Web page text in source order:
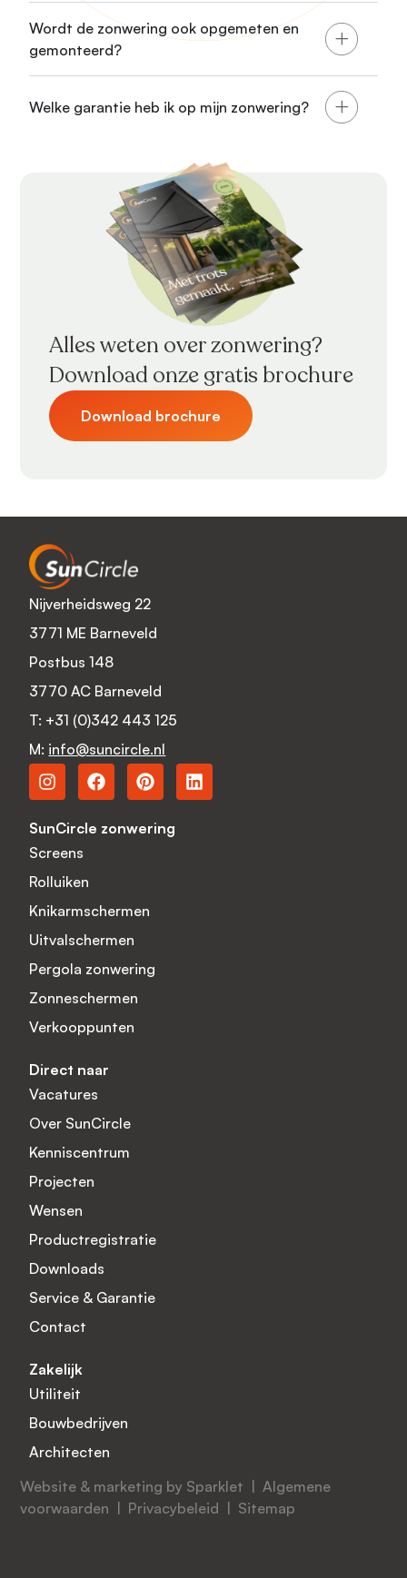
Wordt de zonwering ook opgemeten en
gemonteerd?
Welke garantie heb ik op mijn zonwering?
Alles weten over zonwering?
Download onze gratis brochure
Download brochure
Nijverheidsweg 22
3771 ME Barneveld
Postbus 148
3770 AC Barneveld
T: +31 (0)342 443 125
M: info@suncircle.nl
SunCircle zonwering
Screens
Rolluiken
Knikarmschermen
Uitvalschermen
Pergola zonwering
Zonneschermen
Verkooppunten
Direct naar
Vacatures
Over SunCircle
Kenniscentrum
Projecten
Wensen
Productregistratie
Downloads
Service & Garantie
Contact
Zakelijk
Utiliteit
Bouwbedrijven
Architecten
Website & marketing by Sparklet | Algemene
voorwaarden | Privacybeleid | Sitemap